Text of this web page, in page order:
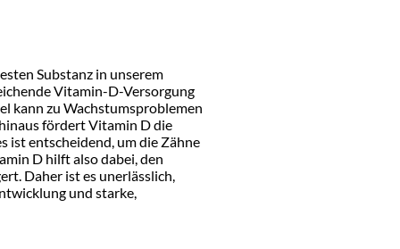
Substanz in unserem
Vitamin-D-Versorgung
kann zu Wachstumsproblemen
fördert Vitamin D die
ist entscheidend, um die Zähne
D hilft also dabei, den
Daher ist es unerlässlich,
und starke,